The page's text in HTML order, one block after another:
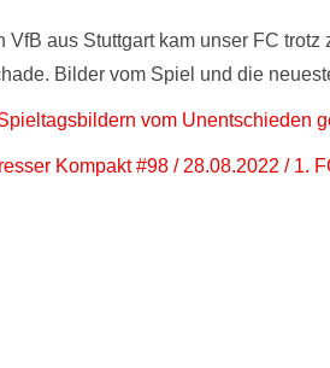
VfB aus Stuttgart kam unser FC
Bilder vom Spiel und die
vom Unentschieden
Kompakt #98 / 28.08.2022 / 1.